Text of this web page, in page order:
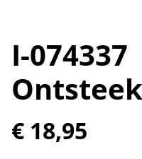
I-074337
€ 18,95